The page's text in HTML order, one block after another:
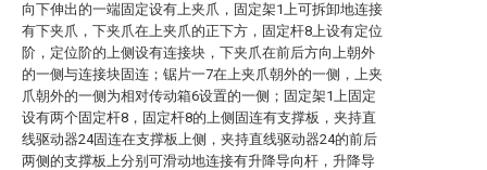
向下伸出的一端固定设有上夹爪，固定架1上可拆卸地连接
有下夹爪，下夹爪在上夹爪的正下方，固定杆8上设有定位
阶，定位阶的上侧设有连接块，下夹爪在前后方向上朝外
的一侧与连接块固连；锯片一7在上夹爪朝外的一侧，上夹
爪朝外的一侧为相对传动箱6设置的一侧；固定架1上固定
设有两个固定杆8，固定杆8的上侧固连有支撑板，夹持直
线驱动器24固连在支撑板上侧，夹持直线驱动器24的前后
两侧的支撑板上分别可滑动地连接有升降导向杆，升降导